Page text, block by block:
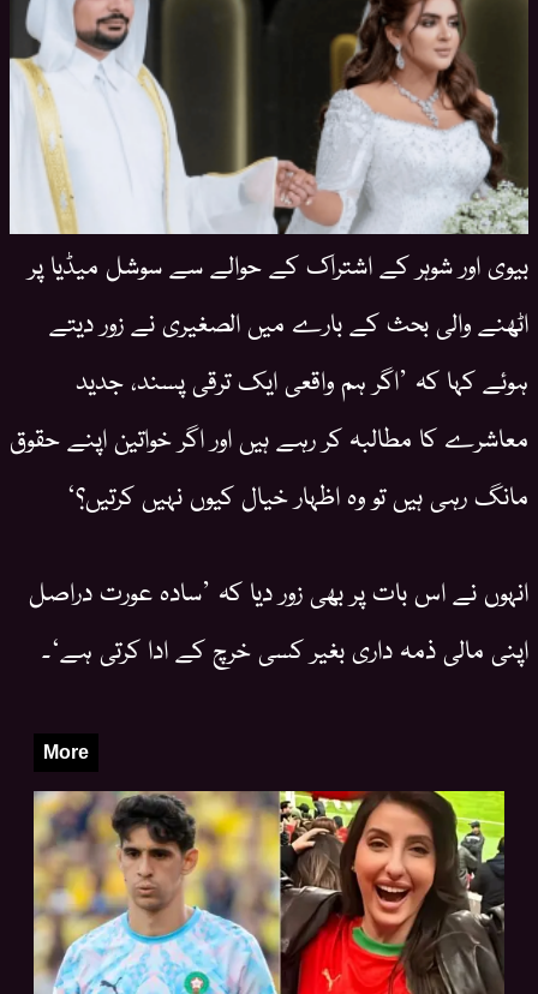
بیوی اور شوہر کے اشتراک کے حوالے سے سوشل میڈیا پر
اٹھنے والی بحث کے بارے میں الصغیری نے زور دیتے
ہوئے کہا کہ ’اگر ہم واقعی ایک ترقی پسند، جدید
معاشرے کا مطالبہ کر رہے ہیں اور اگر خواتین اپنے حقوق
مانگ رہی ہیں تو وہ اظہار خیال کیوں نہیں کرتیں؟‘
انہوں نے اس بات پر بھی زور دیا کہ ’سادہ عورت دراصل
اپنی مالی ذمہ داری بغیر کسی خرچ کے ادا کرتی ہے‘۔
More